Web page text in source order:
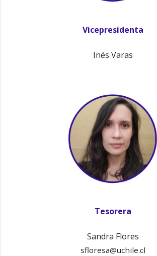
Vicepresidenta
Inés Varas
Tesorera
Sandra Flores
sfloresa@uchile.cl